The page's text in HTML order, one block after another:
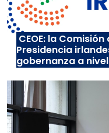
CEOE: la
Presidencia
gobernanza a